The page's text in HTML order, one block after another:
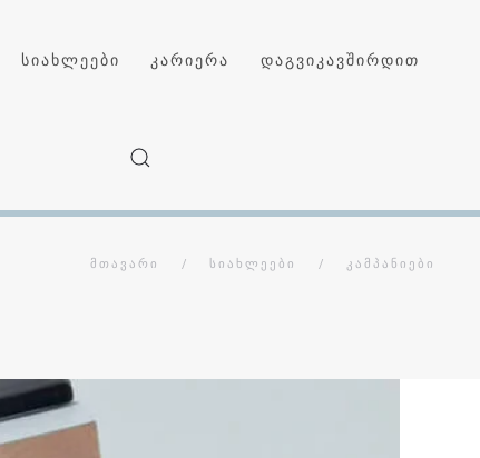
სიახლეები კარიერა დაგვიკავშირდით
ᲛᲗᲐᲕᲐᲠᲘ ᲡᲘᲐᲮᲚᲔᲔᲑᲘ ᲙᲐᲛᲞᲐᲜᲘᲔᲑᲘ